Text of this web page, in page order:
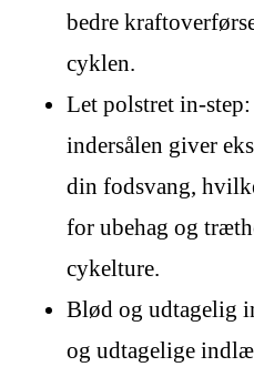
bedre
cyklen.
Let polstret in-
indersålen giver
din fodsvang,
for ubehag og
cykelture.
Blød og udtagelig
og udtagelige